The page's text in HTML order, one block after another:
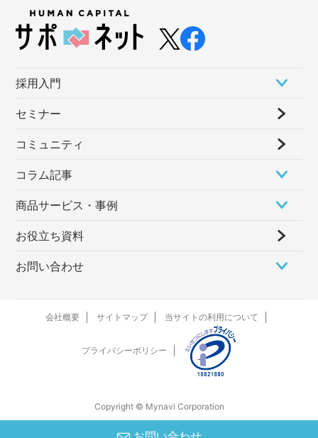
採⽤⼊⾨
セミナー
コミュニティ
コラム記事
商品サービス・事例
お役立ち資料
お問い合わせ
会社概要 サイトマップ 当サイトの利用について
プライバシーポリシー
Copyright © Mynavi Corporation